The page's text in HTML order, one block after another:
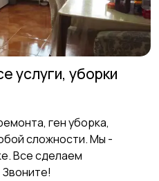
услуги, уборки
ген уборка,
сложности. Мы -
Все сделаем